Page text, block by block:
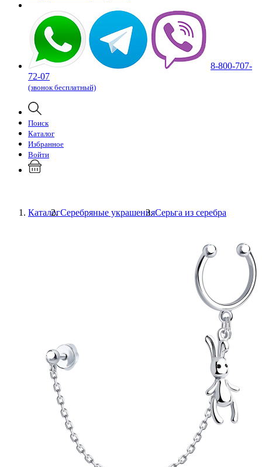
8-800-707-
72-07
(звонок бесплатный)
Поиск
Каталог
Избранное
Войти
КаталогСеребряные украшенияСерьга из серебра